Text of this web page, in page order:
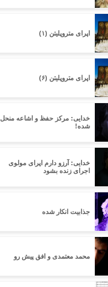
اپرای متروپلیتن (۱)
اپرای متروپلیتن (۶)
خدایی: مرکز حفظ و اشاعه منحل
شده!
خدایی: آرزو دارم اپرای مولوی
اجرای زنده بشود
جذابیت انکار شده
محمد معتمدی و افق پیش رو